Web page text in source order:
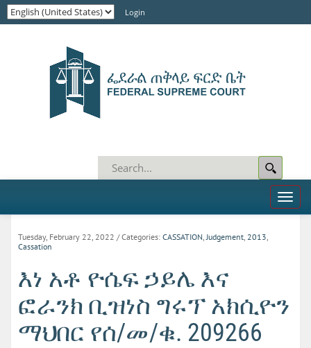
Login
Toggle
Tuesday, February 22, 2022 / Categories: CASSATION,Judgement, 2013,
Cassation
እነ አቶ ዮሴፍ ኃይሌ እና
ፎራንክ ቢዝነስ ግሩፕ አክሲዮን
ማህበር የሰ/መ/ቁ. 209266